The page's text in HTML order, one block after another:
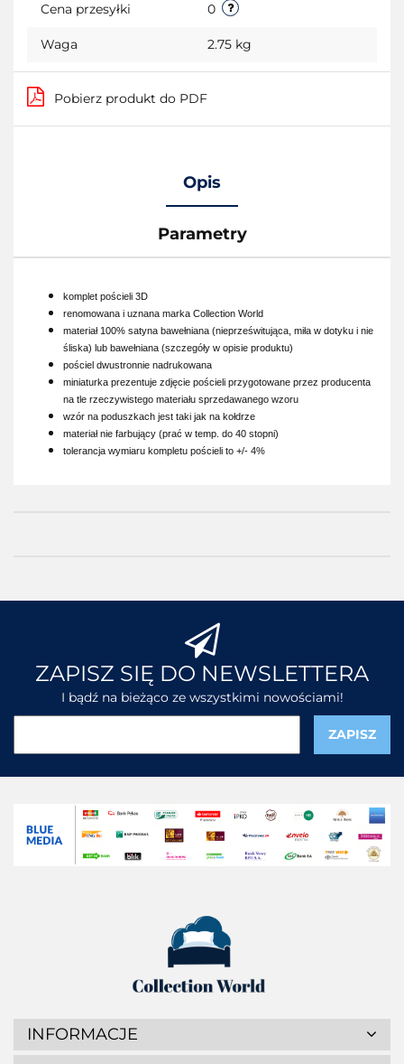
Cena przesyłki 0
Waga 2.75 kg
Pobierz produkt do PDF
Opis
Parametry
komplet pościeli 3D
renomowana i uznana marka Collection World
materiał 100% satyna bawełniana (nieprześwitująca, miła w dotyku i nie
śliska) lub bawełniana (szczegóły w opisie produktu)
pościel dwustronnie nadrukowana
miniaturka prezentuje zdjęcie pościeli przygotowane przez producenta
na tle rzeczywistego materiału sprzedawanego wzoru
wzór na poduszkach jest taki jak na kołdrze
materiał nie farbujący (prać w temp. do 40 stopni)
tolerancja wymiaru kompletu pościeli to +/- 4%
ZAPISZ SIĘ DO NEWSLETTERA
I bądź na bieżąco ze wszystkimi nowościami!
INFORMACJE